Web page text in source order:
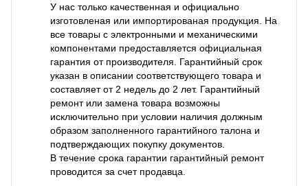
У нас только качественная и официально
изготовленая или импортированая продукция. На
все товары с электронными и механическими
компонентами предоставляется официальная
гарантия от производителя. Гарантийный срок
указан в описании соответствующего товара и
составляет от 2 недель до 2 лет. Гарантийный
ремонт или замена товара возможны
исключительно при условии наличия должным
образом заполненного гарантийного талона и
подтверждающих покупку документов.
В течение срока гарантии гарантийный ремонт
проводится за счет продавца.